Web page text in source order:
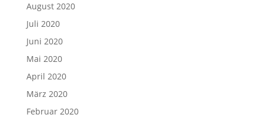
August 2020
Juli 2020
Juni 2020
Mai 2020
April 2020
März 2020
Februar 2020